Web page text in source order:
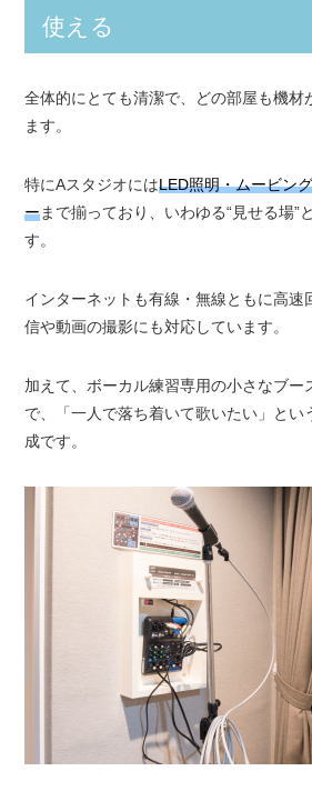
使える
全体的にとても清潔で、どの部屋も機材
ます。
特にAスタジオにはLED照明・ムービン
ーまで揃っており、いわゆる“見せる場”
す。
インターネットも有線・無線ともに高速
信や動画の撮影にも対応しています。
加えて、ボーカル練習専用の小さなブー
で、「一人で落ち着いて歌いたい」とい
成です。